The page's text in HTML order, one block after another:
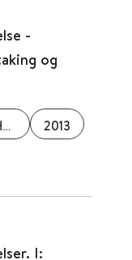
-
og
National Institute for Health and Care Excellence (NICE) 2013
I: